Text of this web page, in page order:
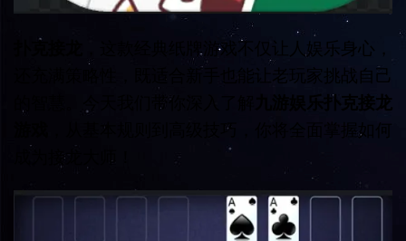
，这款经典纸牌游戏不仅让人娱乐身心，
还充满策略性，既适合新手也能让老玩家挑战自己
的智慧。今天我们带你深入了解
九游娱乐扑克接龙
，从基本规则到高级技巧，你将全面掌握如何
成为接龙大师！